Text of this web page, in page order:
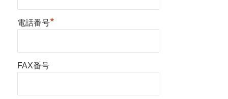
電話番号*
FAX番号